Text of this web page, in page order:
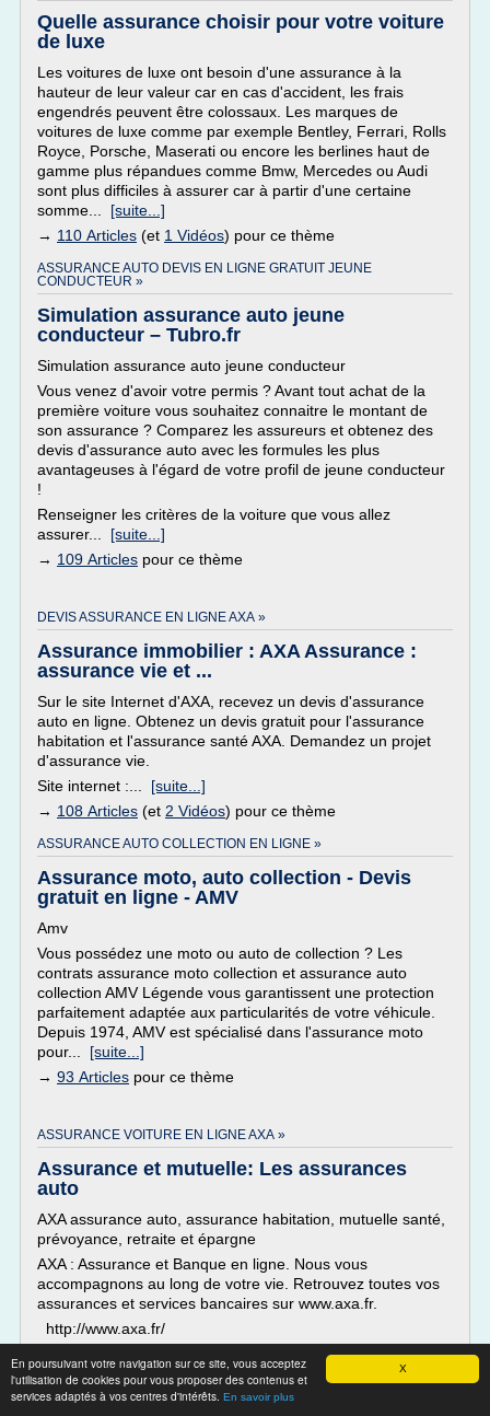
X
En poursuivant votre navigation sur ce site, vous acceptez
l'utilisation de cookies pour vous proposer des contenus et
services adaptés à vos centres d'intérêts. En savoir plus
Quelle assurance choisir pour votre voiture
de luxe
Les voitures de luxe ont besoin d'une assurance à la
hauteur de leur valeur car en cas d'accident, les frais
engendrés peuvent être colossaux. Les marques de
voitures de luxe comme par exemple Bentley, Ferrari, Rolls
Royce, Porsche, Maserati ou encore les berlines haut de
gamme plus répandues comme Bmw, Mercedes ou Audi
sont plus difficiles à assurer car à partir d'une certaine
somme... [suite...]
→ 110 Articles (et 1 Vidéos) pour ce thème
ASSURANCE AUTO DEVIS EN LIGNE GRATUIT JEUNE
CONDUCTEUR »
Simulation assurance auto jeune
conducteur – Tubro.fr
Simulation assurance auto jeune conducteur
Vous venez d'avoir votre permis ? Avant tout achat de la
première voiture vous souhaitez connaitre le montant de
son assurance ? Comparez les assureurs et obtenez des
devis d'assurance auto avec les formules les plus
avantageuses à l'égard de votre profil de jeune conducteur
!
Renseigner les critères de la voiture que vous allez
assurer... [suite...]
→ 109 Articles pour ce thème
DEVIS ASSURANCE EN LIGNE AXA »
Assurance immobilier : AXA Assurance :
assurance vie et ...
Sur le site Internet d'AXA, recevez un devis d'assurance
auto en ligne. Obtenez un devis gratuit pour l'assurance
habitation et l'assurance santé AXA. Demandez un projet
d'assurance vie.
Site internet :... [suite...]
→ 108 Articles (et 2 Vidéos) pour ce thème
ASSURANCE AUTO COLLECTION EN LIGNE »
Assurance moto, auto collection - Devis
gratuit en ligne - AMV
Amv
Vous possédez une moto ou auto de collection ? Les
contrats assurance moto collection et assurance auto
collection AMV Légende vous garantissent une protection
parfaitement adaptée aux particularités de votre véhicule.
Depuis 1974, AMV est spécialisé dans l'assurance moto
pour... [suite...]
→ 93 Articles pour ce thème
ASSURANCE VOITURE EN LIGNE AXA »
Assurance et mutuelle: Les assurances
auto
AXA assurance auto, assurance habitation, mutuelle santé,
prévoyance, retraite et épargne
AXA : Assurance et Banque en ligne. Nous vous
accompagnons au long de votre vie. Retrouvez toutes vos
assurances et services bancaires sur www.axa.fr.
http://www.axa.fr/
Assurland.com : Comparateur Assurance - Simulation Devis
Gratuit
Comparez les offres d'assurance auto, moto, santé, vie,...